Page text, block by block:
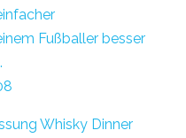
Fußballer besser
Whisky Dinner